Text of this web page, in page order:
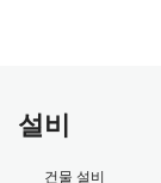
설비
건물 설비